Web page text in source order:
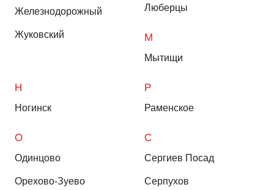
Железнодорожный
Жуковский
Люберцы
М
Мытищи
Н
Ногинск
О
Одинцово
Орехово-Зуево
Р
Раменское
С
Сергиев Посад
Серпухов